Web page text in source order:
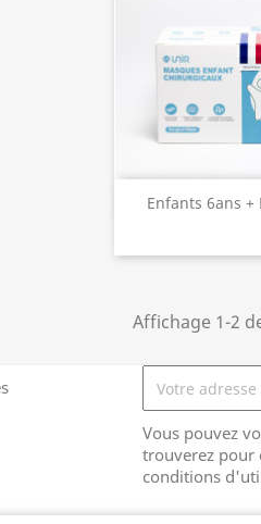
Enfants 6ans +

Affichage 1-2
Vous pouvez
trouverez pour
conditions